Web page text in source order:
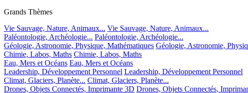
Grands Thèmes
Vie Sauvage, Nature, Animaux... Vie Sauvage, Nature, Animaux...
Paléontologie, Archéologie... Paléontologie, Archéologie...
Géologie, Astronomie, Physique, Mathématiques Géologie, Astronomie,
Chimie, Labos, Maths Chimie, Labos, Maths
Eau, Mers et Océans Eau, Mers et Océans
Leadership, Développement Personnel Leadership, Développement Personnel
Climat, Glaciers, Planète... Climat, Glaciers, Planète...
Drones, Objets Connectés, Imprimante 3D Drones, Objets Connectés,